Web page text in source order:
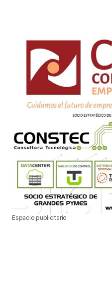
Espacio publicitario